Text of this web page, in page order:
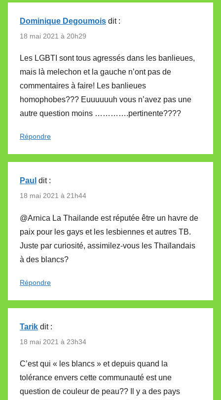
Dominique Degoumois dit :
18 mai 2021 à 20h29
Les LGBTI sont tous agressés dans les banlieues,
mais là melechon et la gauche n’ont pas de
commentaires à faire! Les banlieues
homophobes??? Euuuuuuh vous n’avez pas une
autre question moins ………….pertinente????
Répondre
Paul dit :
18 mai 2021 à 21h44
@Arnica La Thailande est réputée être un havre de
paix pour les gays et les lesbiennes et autres TB.
Juste par curiosité, assimilez-vous les Thaïlandais
à des blancs?
Répondre
Tarik dit :
18 mai 2021 à 23h34
C’est qui « les blancs » et depuis quand la
tolérance envers cette communauté est une
question de couleur de peau?? Il y a des pays